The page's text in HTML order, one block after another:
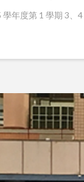
年度第 1 學期 3、